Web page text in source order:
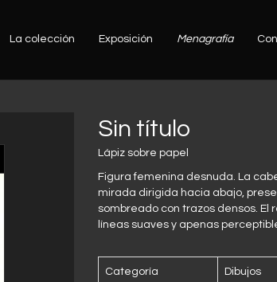
La colección Exposición Menagrafía
Sin título
Lápiz sobre papel
Figura femenina desnuda. La
mirada dirigida hacia abajo,
sombreado con trazos densos.
líneas suaves y apenas
Categoría Dibujos